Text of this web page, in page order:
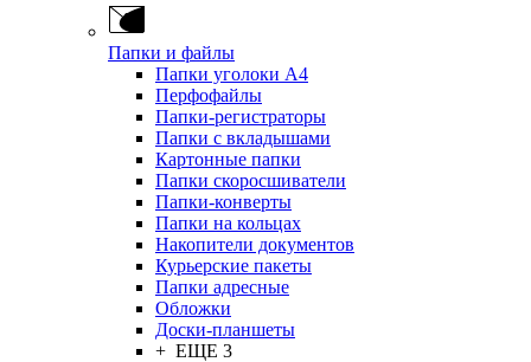
Папки и файлы
Папки уголоки А4
Перфофайлы
Папки-регистраторы
Папки с вкладышами
Картонные папки
Папки скоросшиватели
Папки-конверты
Папки на кольцах
Накопители документов
Курьерские пакеты
Папки адресные
Обложки
Доски-планшеты
+ ЕЩЕ 3